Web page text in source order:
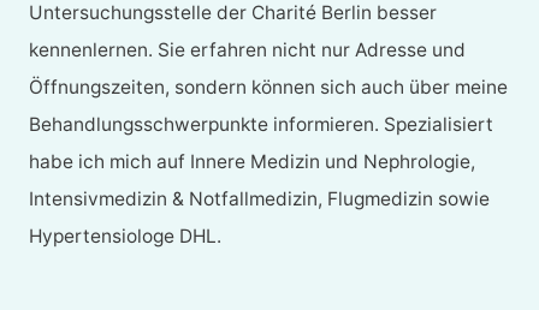
Untersuchungsstelle der Charité Berlin besser
kennenlernen. Sie erfahren nicht nur Adresse und
Öffnungszeiten, sondern können sich auch über meine
Behandlungsschwerpunkte informieren. Spezialisiert
habe ich mich auf Innere Medizin und Nephrologie,
Intensivmedizin & Notfallmedizin, Flugmedizin sowie
Hypertensiologe DHL.